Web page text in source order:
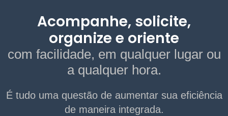
Acompanhe, solicite,
organize e oriente
com facilidade, em qualquer lugar ou
a qualquer hora.
É tudo uma questão de aumentar sua eficiência
de maneira integrada.